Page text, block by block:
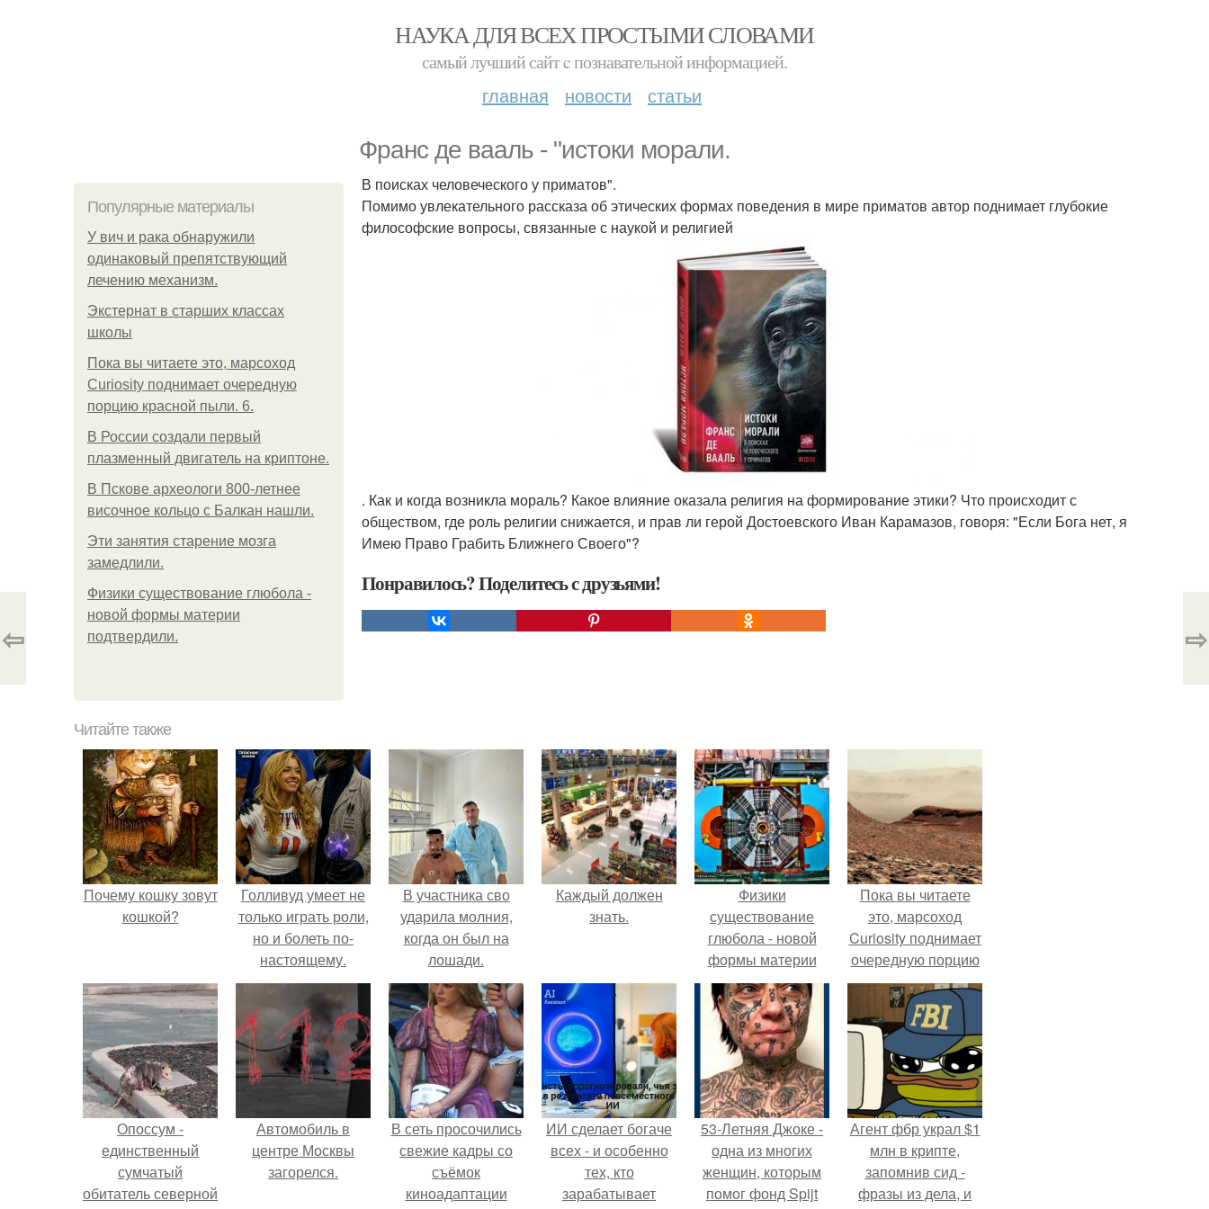
НАУКА ДЛЯ ВСЕХ ПРОСТЫМИ СЛОВАМИ
самый лучший сайт c познавательной информацией.
главная новости статьи
Франс де вааль - "истоки морали.
Популярные материалы
У вич и рака обнаружили
одинаковый препятствующий
лечению механизм.
Экстернат в старших классах
школы
Пока вы читаете это, марсоход
Curiosity поднимает очередную
порцию красной пыли. 6.
В России создали первый
плазменный двигатель на криптоне.
В Пскове археологи 800-летнее
височное кольцо с Балкан нашли.
Эти занятия старение мозга
замедлили.
Физики существование глюбола -
новой формы материи
подтвердили.
В поисках человеческого у приматов".
Помимо увлекательного рассказа об этических формах поведения в мире приматов автор поднимает глубокие
философские вопросы, связанные с наукой и религией
. Как и когда возникла мораль? Какое влияние оказала религия на формирование этики? Что происходит с
обществом, где роль религии снижается, и прав ли герой Достоевского Иван Карамазов, говоря: "Если Бога нет, я
Имею Право Грабить Ближнего Своего"?
Понравилось? Поделитесь с друзьями!
⇦ ⇨
Читайте также
Почему кошку зовут
кошкой?
Голливуд умеет не
только играть роли,
но и болеть по-
настоящему.
В участника сво
ударила молния,
когда он был на
лошади.
Каждый должен
знать.
Физики
существование
глюбола - новой
формы материи
подтвердили.
Пока вы читаете
это, марсоход
Curiosity поднимает
очередную порцию
красной пыли. 6.
Опоссум -
единственный
сумчатый
обитатель северной
Автомобиль в
центре Москвы
загорелся.
В сеть просочились
свежие кадры со
съёмок
киноадаптации
ИИ сделает богаче
всех - и особенно
тех, кто
зарабатывает
53-Летняя Джоке -
одна из многих
женщин, которым
помог фонд Spijt
Агент фбр украл $1
млн в крипте,
запомнив сид -
фразы из дела, и